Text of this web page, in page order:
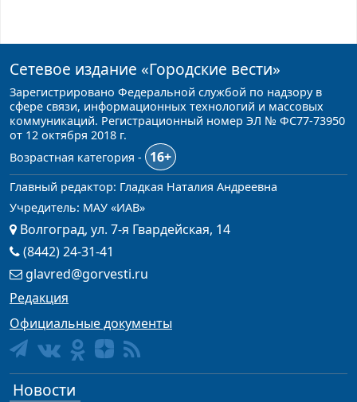
Сетевое издание «Городские вести»
Зарегистрировано Федеральной службой по надзору в
сфере связи, информационных технологий и массовых
коммуникаций. Регистрационный номер ЭЛ № ФС77-73950
от 12 октября 2018 г.
Возрастная категория -
16+
Главный редактор: Гладкая Наталия Андреевна
Учредитель: МАУ «ИАВ»
Волгоград, ул. 7-я Гвардейская, 14
(8442) 24-31-41
glavred@gorvesti.ru
Редакция
Официальные документы
Новости